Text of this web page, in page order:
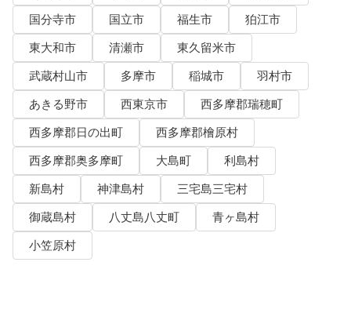
国分寺市
国立市 福生市
狛江市
東大和市
清瀬市
東久留米市
武蔵村山市
多摩市 稲城市
羽村市
あきる野市
西東京市
西多摩郡瑞穂町
西多摩郡日の出町
西多摩郡檜原村
西多摩郡奥多摩町
大島町
利島村
新島村
神津島村
三宅島三宅村
御蔵島村
八丈島八丈町
青ヶ島村
小笠原村